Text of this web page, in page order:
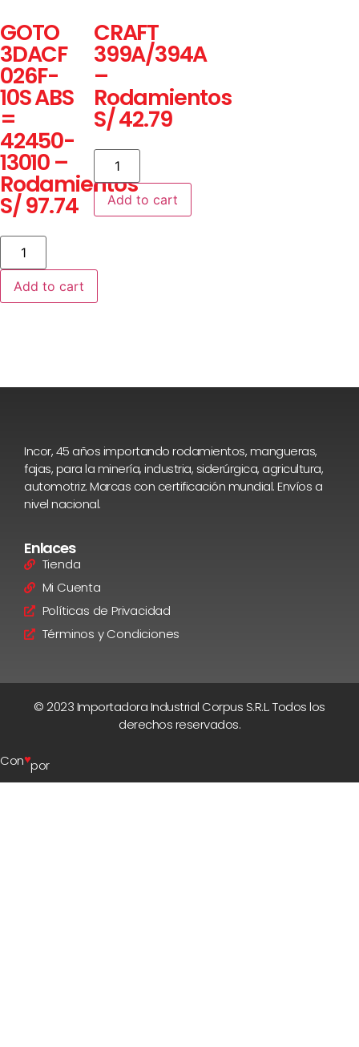
GOTO
3DACF
026F-
10S ABS
=
42450-
13010 –
Rodamientos
S/97.74
Add to cart
CRAFT
399A/394A
–
Rodamientos
S/42.79
Add to cart
Incor, 45 años importando rodamientos, mangueras,
fajas, para la minería, industria, siderúrgica, agricultura,
automotriz. Marcas con certificación mundial. Envíos a
nivel nacional.
Enlaces
Tienda
Mi Cuenta
Políticas de Privacidad
Términos y Condiciones
© 2023 Importadora Industrial Corpus S.R.L. Todos los
derechos reservados.
Con♥por